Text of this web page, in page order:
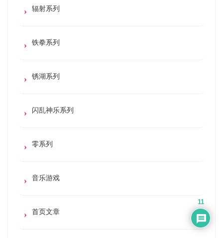
辐射系列
铁拳系列
锈湖系列
闪乱神乐系列
零系列
音乐游戏
首页文章
11